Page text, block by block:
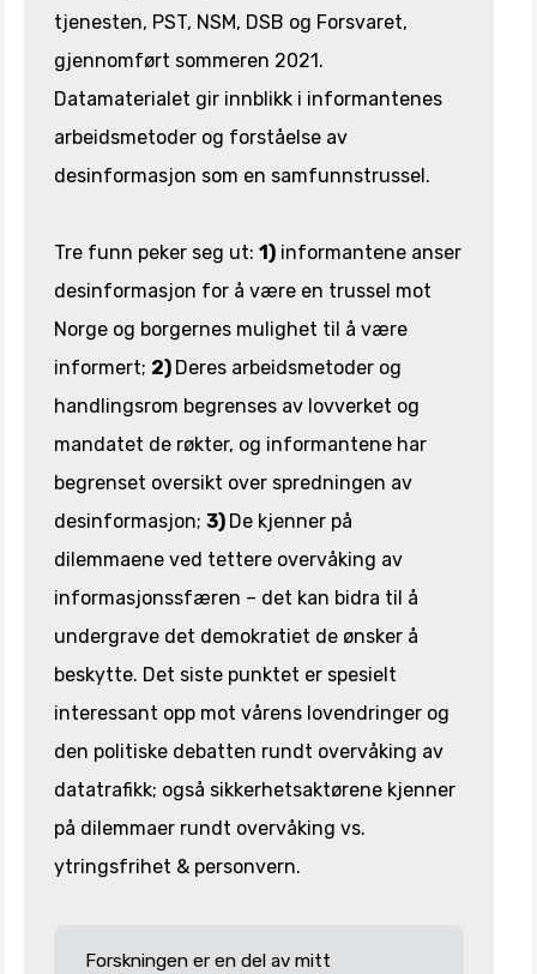
tjenesten, PST, NSM, DSB og Forsvaret,
gjennomført sommeren 2021.
Datamaterialet gir innblikk i informantenes
arbeidsmetoder og forståelse av
desinformasjon som en samfunnstrussel.
Tre funn peker seg ut: 1) informantene anser
desinformasjon for å være en trussel mot
Norge og borgernes mulighet til å være
informert; 2) Deres arbeidsmetoder og
handlingsrom begrenses av lovverket og
mandatet de røkter, og informantene har
begrenset oversikt over spredningen av
desinformasjon; 3) De kjenner på
dilemmaene ved tettere overvåking av
informasjonssfæren – det kan bidra til å
undergrave det demokratiet de ønsker å
beskytte. Det siste punktet er spesielt
interessant opp mot vårens lovendringer og
den politiske debatten rundt overvåking av
datatrafikk; også sikkerhetsaktørene kjenner
på dilemmaer rundt overvåking vs.
ytringsfrihet & personvern.
Forskningen er en del av mitt